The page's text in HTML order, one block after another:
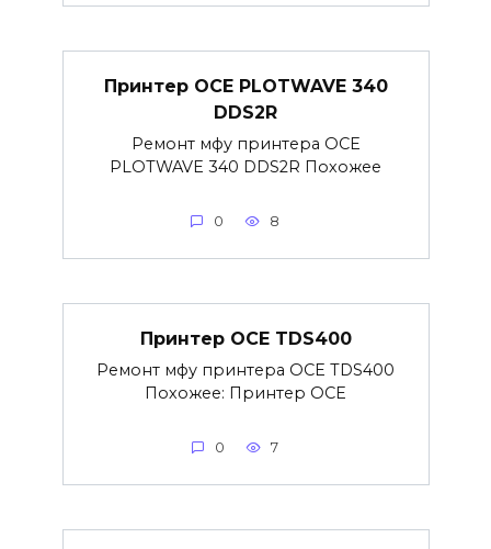
Принтер OCE PLOTWAVE 340
DDS2R
Ремонт мфу принтера OCE
PLOTWAVE 340 DDS2R Похожее
0 8
Принтер OCE TDS400
Ремонт мфу принтера OCE TDS400
Похожее: Принтер OCE
0 7